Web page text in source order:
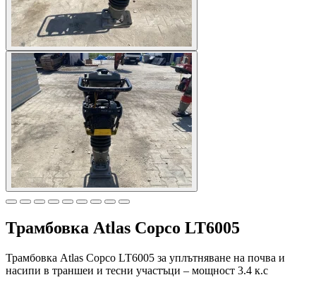
Трамбовка Atlas Copco LT6005
Трамбовка Atlas Copco LT6005 за уплътняване на почва и
насипи в траншеи и тесни участъци – мощност 3.4 к.с